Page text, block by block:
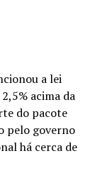
a lei
acima da
do pacote
pelo governo
há cerca de